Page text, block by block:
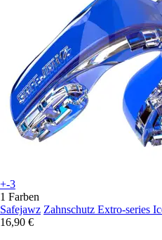
+-3
1 Farben
Safejawz Zahnschutz Extro-series
16,90 €